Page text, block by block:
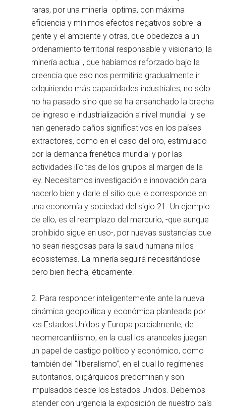
raras, por una minería optima, con máxima
eficiencia y mínimos efectos negativos sobre la
gente y el ambiente y otras, que obedezca a un
ordenamiento territorial responsable y visionario; la
minería actual , que habíamos reforzado bajo la
creencia que eso nos permitiría gradualmente ir
adquiriendo más capacidades industriales, no sólo
no ha pasado sino que se ha ensanchado la brecha
de ingreso e industrialización a nivel mundial y se
han generado daños significativos en los países
extractores, como en el caso del oro, estimulado
por la demanda frenética mundial y por las
actividades ilícitas de los grupos al margen de la
ley. Necesitamos investigación e innovación para
hacerlo bien y darle el sitio que le corresponde en
una economía y sociedad del siglo 21. Un ejemplo
de ello, es el reemplazo del mercurio, -que aunque
prohibido sigue en uso-, por nuevas sustancias que
no sean riesgosas para la salud humana ni los
ecosistemas. La minería seguirá necesitándose
pero bien hecha, éticamente.
2. Para responder inteligentemente ante la nueva
dinámica geopolítica y económica planteada por
los Estados Unidos y Europa parcialmente, de
neomercantilismo, en la cual los aranceles juegan
un papel de castigo político y económico, como
también del “iliberalismo”, en el cual lo regímenes
autoritarios, oligárquicos predominan y son
impulsados desde los Estados Unidos. Debemos
atender con urgencia la exposición de nuestro país